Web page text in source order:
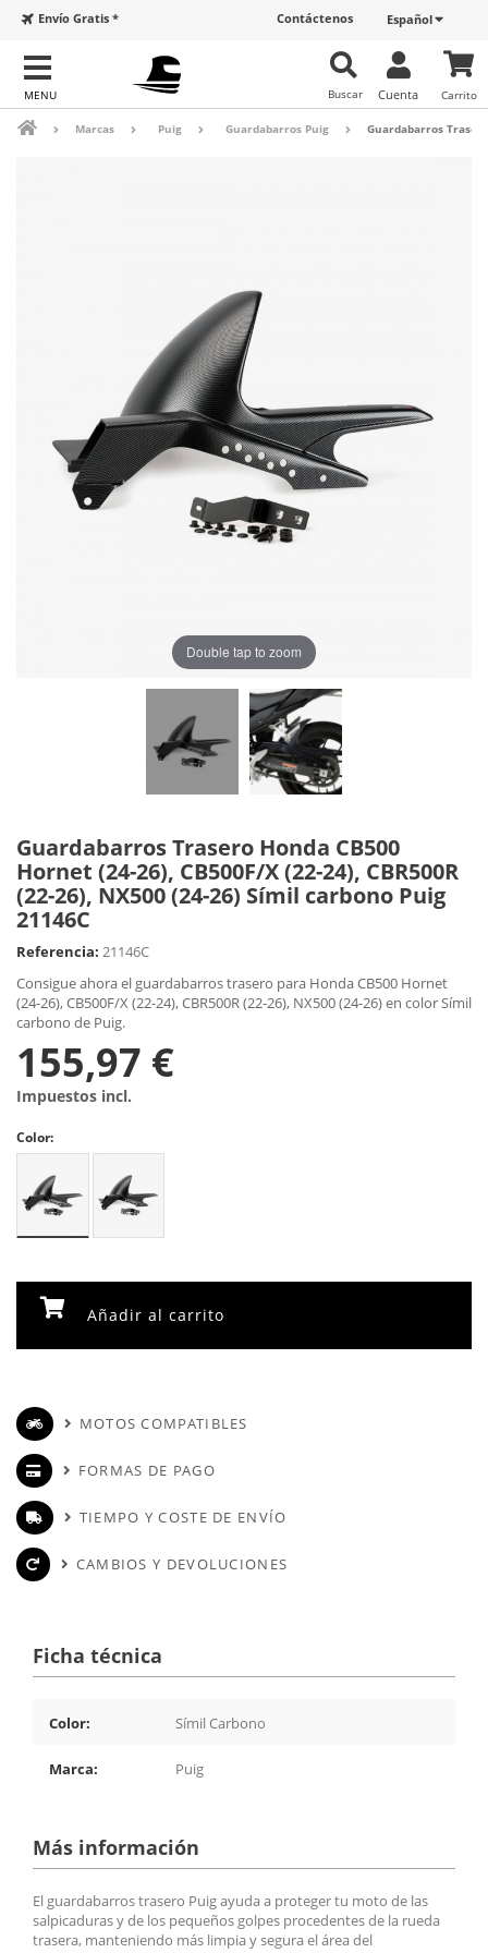
Español
Contáctenos
Envío Gratis *
Carrito
Cuenta
Buscar
Marcas Puig Guardabarros Puig Guardabarros Trasero
Double tap to zoom
Guardabarros Trasero Honda CB500
Hornet (24-26), CB500F/X (22-24), CBR500R
(22-26), NX500 (24-26) Símil carbono Puig
21146C
Referencia: 21146C
Consigue ahora el guardabarros trasero para Honda CB500 Hornet
(24-26), CB500F/X (22-24), CBR500R (22-26), NX500 (24-26) en color Símil
carbono de Puig.
155,97 €
Impuestos incl.
Color:
Añadir al carrito
MOTOS COMPATIBLES
FORMAS DE PAGO
TIEMPO Y COSTE DE ENVÍO
CAMBIOS Y DEVOLUCIONES
Ficha técnica
Color: Símil Carbono
Marca: Puig
Más información
El guardabarros trasero Puig ayuda a proteger tu moto de las
salpicaduras y de los pequeños golpes procedentes de la rueda
trasera, manteniendo más limpia y segura el área del